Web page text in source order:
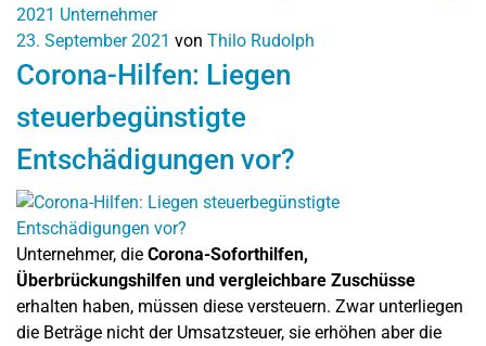
2021 Unternehmer
23. September 2021 von Thilo Rudolph
Corona-Hilfen: Liegen
steuerbegünstigte
Entschädigungen vor?
Unternehmer, die Corona-Soforthilfen,
Überbrückungshilfen und vergleichbare Zuschüsse
erhalten haben, müssen diese versteuern. Zwar unterliegen
die Beträge nicht der Umsatzsteuer, sie erhöhen aber die